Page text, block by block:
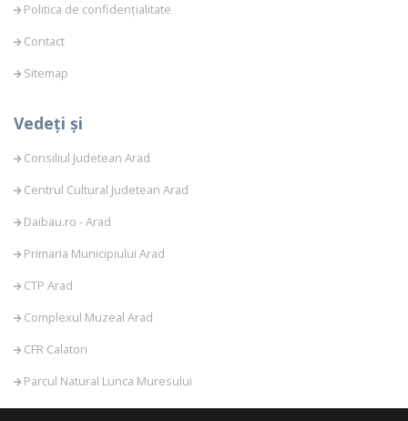
Politica de confidențialitate
Contact
Sitemap
Vedeți și
Consiliul Judetean Arad
Centrul Cultural Judetean Arad
Daibau.ro - Arad
Primaria Municipiului Arad
CTP Arad
Complexul Muzeal Arad
CFR Calatori
Parcul Natural Lunca Muresului